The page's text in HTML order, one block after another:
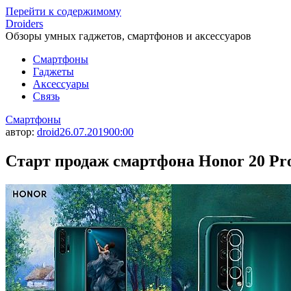
Перейти к содержимому
Droiders
Обзоры умных гаджетов, смартфонов и аксессуаров
Смартфоны
Гаджеты
Аксессуары
Связь
Смартфоны
автор: droid26.07.201900:00
Старт продаж смартфона Honor 20